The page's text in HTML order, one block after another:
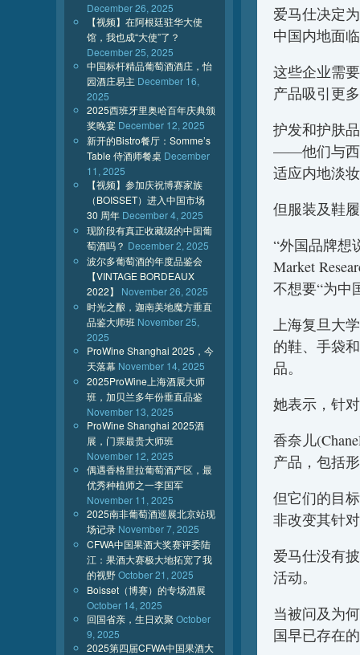
爱马仕决定
中国内地面
这些企业需
产品吸引更
护发和护肤
——他们与西
适应内地淡
但服装及鞋
“外国品牌想
Market
不想要“为中
上海复旦大
的鞋、手袋
品。
她表示，针
香奈儿
产品，包括
但它们的目
非改变其针
爱马仕没有
活动。
当被问及为
国早已存在
December 26, 2025
【视频】在阿根廷驻华大使
馆，我也成“大使”了？
December 25, 2025
中国标杆精品葡萄酒酒庄，怡
园酒庄易主 December 16,
2025
2025西班牙里奥哈百年庆典颁
奖晚宴 December 12, 2025
新开的Bistro餐厅：Somme’s
Table 侍酒师餐桌 December
11, 2025
【视频】参加庆祝博赛家族
（BOISSET）进入中国市场
30 周年 December 4, 2025
现阶段有真正收藏级的中国葡
萄酒吗？ December 2, 2025
波尔多葡萄酒的年度品鉴会
【VINTAGE BORDEAUX
2022】
November 26, 2025
时光之酿，迦南美地魔方垂直
品鉴大师班 November 25,
2025
ProWine Shanghai 2025，今
天落幕 November 14, 2025
2025ProWine上海酒展大师
班，加贝兰多年份垂直品鉴
November 13, 2025
ProWine Shanghai 2025酒
展，门票最贵大师班
November 12, 2025
偶遇香格里拉葡萄酒产区，最
优秀种植师之一李国军
November 11, 2025
2025南非葡萄酒巡展北京站现
场记录 November 7, 2025
CFWA中国果酒大奖赛评委陆
江：果酒大赛极大地拓宽了我
的视野October 21, 2025
Boisset（博赛）的专场酒展
October 14, 2025
回国省亲，生日欢聚 October
9, 2025
2025第四届CFWA中国果酒大